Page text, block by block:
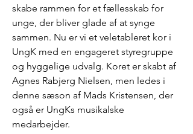
skabe rammen for et fællesskab for
unge, der bliver glade af at synge
sammen. Nu er vi et veletableret kor i
UngK med en engageret styregruppe
og hyggelige udvalg. Koret er skabt af
Agnes Rabjerg Nielsen, men ledes i
denne sæson af Mads Kristensen, der
også er UngKs musikalske
medarbejder.